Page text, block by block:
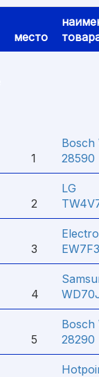
место
1
Bosch
28590
2
LG
3
4
5
Bosch
28290